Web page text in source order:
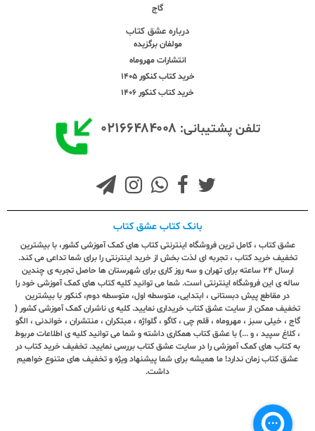
گاج
درباره عشق کتاب
مولفان برگزیده
انتشارات مهروماه
خرید کتاب کنکور 1405
خرید کتاب کنکور 1406
تلفن پشتیبانی: ۰۲۱۶۶۴۸۴۰۰۸
بانک کتاب عشق کتاب
عشق کتاب ، کامل ترین فروشگاه اینترنتی کتاب های کمک آموزشی کشور، با بیشترین
تخفیف خرید کتاب ، تجربه ای لذت بخش از خرید اینترنتی را برای شما تداعی می کند.
ارسال ٢٤ ساعته برای تهران و سه روز کاری برای شهرستان ها حاصل تجربه ی چندین
ساله ی این فروشگاه اینترنتی است. شما می توانید کلیه کتاب های کمک آموزشی خود را
در مقاطع پیش دبستانی ، ابتدایی، متوسطه اول، متوسطه دوم، کنکور با بیشترین
تخفیف ممکن از سایت عشق کتاب خریداری نمایید. کلیه ی ناشران کمک آموزشی کشور (
گاج ، خیلی سبز ، مهروماه ، قلم چی ، کاگو ، گلواژه ، مبتکران ، منتشران ، خواندنی ، الگو
، کلاغ سپید ، و ...) با عشق کتاب همکاری داشته و شما می توانید کلیه ی اطلاعات مربوط
به کتاب های کمک آموزشی را در سایت عشق کتاب بررسی نمایید. تخفیف خرید کتاب در
عشق کتاب زمان ندارد! ما همیشه برای شما پیشنهاد ویژه و تخفیف های متنوع خواهیم
داشت.